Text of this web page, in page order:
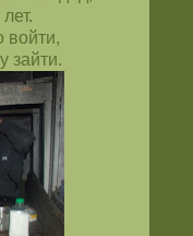
войти,
зайти.